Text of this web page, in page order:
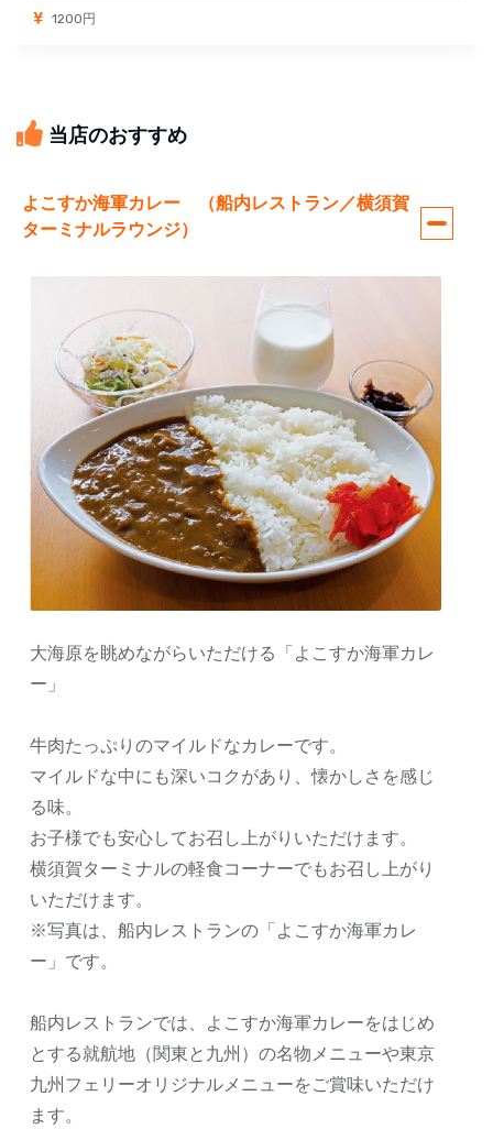
1200円
当店のおすすめ
よこすか海軍カレー （船内レストラン／横須賀
ターミナルラウンジ）
大海原を眺めながらいただける「よこすか海軍カレ
ー」
牛肉たっぷりのマイルドなカレーです。
マイルドな中にも深いコクがあり、懐かしさを感じ
る味。
お子様でも安心してお召し上がりいただけます。
横須賀ターミナルの軽食コーナーでもお召し上がり
いただけます。
※写真は、船内レストランの「よこすか海軍カレ
ー」です。
船内レストランでは、よこすか海軍カレーをはじめ
とする就航地（関東と九州）の名物メニューや東京
九州フェリーオリジナルメニューをご賞味いただけ
ます。